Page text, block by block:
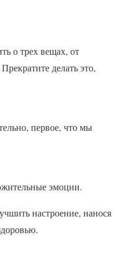
о трех вещах, от
делать это,
первое, что мы
эмоции.
настроение, нанося